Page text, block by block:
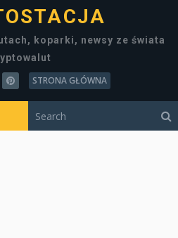
koparki, newsy ze świata
STRONA GŁÓWNA